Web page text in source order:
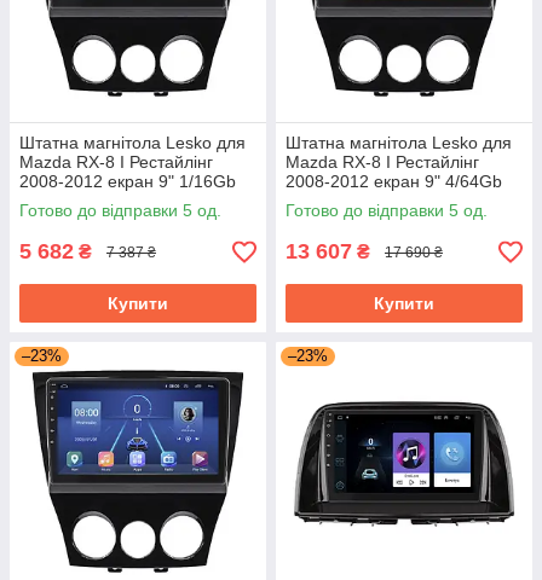
Штатна магнітола Lesko для
Mazda RX-8 I Рестайлінг
2008-2012 екран 9" 1/16Gb
Wi-Fi GPS Base
Готово до відправки 5 од.
5 682 ₴ 7 387 ₴
Купити
Штатна магнітола Lesko для
Mazda RX-8 I Рестайлінг
2008-2012 екран 9" 4/64Gb
4G Wi-Fi GPS Top
Готово до відправки 5 од.
13 607 ₴ 17 690 ₴
Купити
–23% –23%